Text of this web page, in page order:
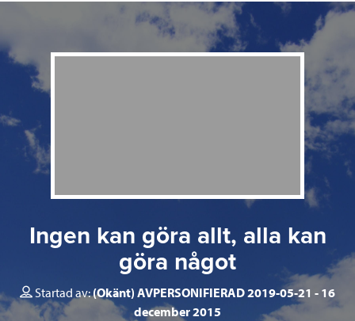
Ingen kan göra allt, alla kan
göra något
Startad av:(Okänt) AVPERSONIFIERAD 2019-05-21
16
december 2015